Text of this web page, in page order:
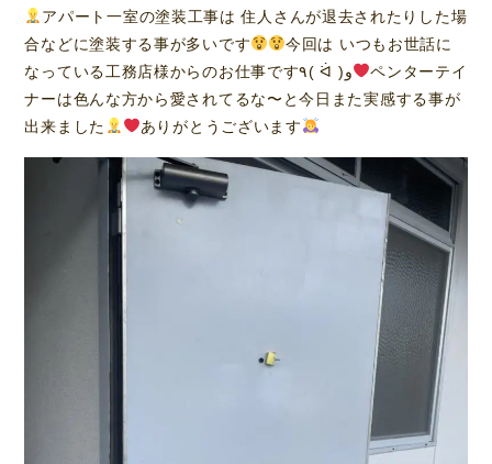
アパート一室の塗装工事は 住人さんが退去されたりした場
合などに塗装する事が多いです
今回は いつもお世話に
なっている工務店様からのお仕事です٩( ᐛ )و
ペンターテイ
ナーは色んな方から愛されてるな〜と今日また実感する事が
出来ました
ありがとうございます